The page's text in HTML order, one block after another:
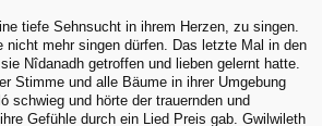
tiefe Sehnsucht in ihrem Herzen, zu singen.
nicht mehr singen dürfen. Das letzte Mal in den
Nîdanadh getroffen und lieben gelernt hatte.
Stimme und alle Bäume in ihrer Umgebung
schwieg und hörte der trauernden und
Gefühle durch ein Lied Preis gab. Gwilwileth